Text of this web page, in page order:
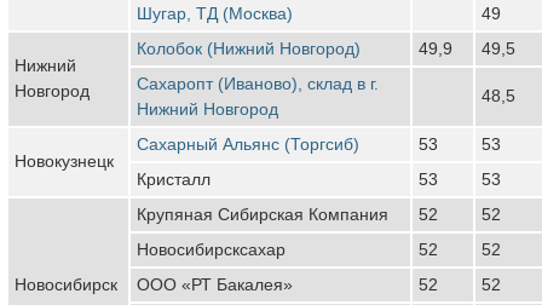
Шугар, ТД (Москва) 49
Нижний
Новгород
Колобок (Нижний Новгород) 49,9
49,5
Сахаропт (Иваново), склад в г.
Нижний Новгород
48,5
Новокузнецк
Сахарный Альянс (Торгсиб) 53
53
Кристалл
53 53
Новосибирск
Крупяная Сибирская Компания 52
52
Новосибирсксахар
52
52
ООО «РТ Бакалея»
52
52